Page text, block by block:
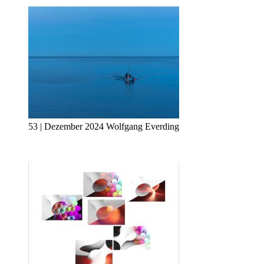
53 | Dezember 2024 Wolfgang Everding